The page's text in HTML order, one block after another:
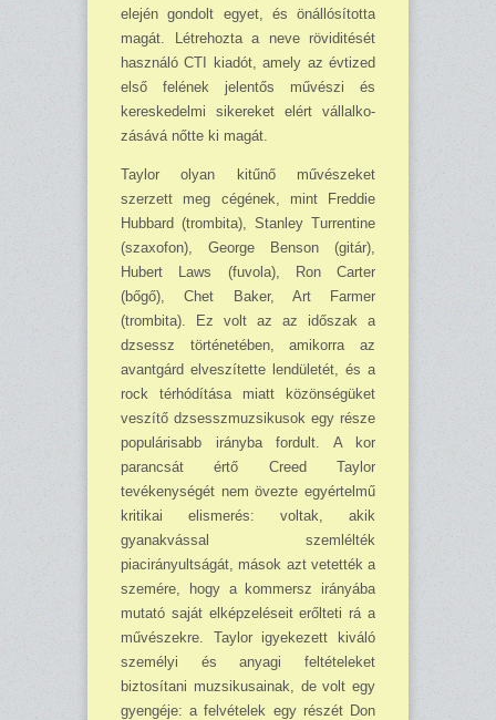
elején gondolt egyet, és önállósította
magát. Létrehozta a neve röviditését
használó CTI kiadót, amely az évtized
első felének jelentős művészi és
kereskedelmi sikereket elért vállal­ko­
zásává nőtte ki magát.
Taylor olyan kitűnő művészeket
szerzett meg cégének, mint Freddie
Hubbard (trombita), Stanley Turrentine
(szaxofon), George Benson (gitár),
Hubert Laws (fuvola), Ron Carter
(bőgő), Chet Baker, Art Farmer
(trombita). Ez volt az az időszak a
dzsessz történetében, amikorra az
avantgárd elveszítette lendületét, és a
rock térhódítása miatt közönségüket
veszítő dzsesszmuzsikusok egy része
populárisabb irányba fordult. A kor
parancsát értő Creed Taylor
tevékenységét nem övezte egyértelmű
kritikai elismerés: voltak, akik
gyanakvással szemlélték
piacirányultságát, mások azt vetették a
szemére, hogy a kommersz irányába
mutató saját elképzeléseit erőlteti rá a
művészekre. Taylor igyekezett kiváló
személyi és anyagi feltételeket
biztosítani muzsikusainak, de volt egy
gyengéje: a felvételek egy részét Don